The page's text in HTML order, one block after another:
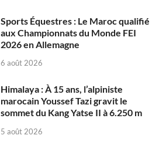
Sports Équestres : Le Maroc qualifié
aux Championnats du Monde FEI
2026 en Allemagne
6 août 2026
Himalaya : À 15 ans, l’alpiniste
marocain Youssef Tazi gravit le
sommet du Kang Yatse II à 6.250 m
5 août 2026